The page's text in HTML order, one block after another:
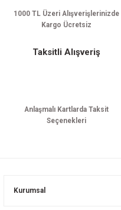
1000 TL Üzeri Alışverişlerinizde
Kargo Ücretsiz
Taksitli Alışveriş
Anlaşmalı Kartlarda Taksit
Seçenekleri
Kurumsal